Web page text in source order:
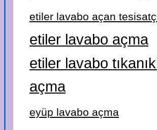
etiler lavabo açan
etiler lavabo açma
etiler lavabo
açma
eyüp lavabo açma